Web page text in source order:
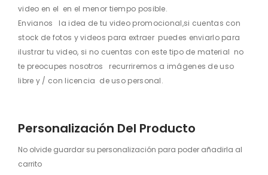
video en el en el menor tiempo posible.
Envianos la idea de tu video promocional,si cuentas con
stock de fotos y videos para extraer puedes enviarlo para
ilustrar tu video, si no cuentas con este tipo de material no
te preocupes nosotros recurriremos a imágenes de uso
libre y / con licencia de uso personal.
Personalización Del Producto
No olvide guardar su personalización para poder añadirla al
carrito